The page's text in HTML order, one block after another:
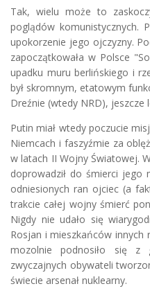
Tak, wielu może to
poglądów komunistycznych.
upokorzenie jego ojczyzny.
zapoczątkowała w Polsce
upadku muru berlińskiego i
był skromnym, etatowym
Dreźnie (wtedy NRD), jeszcze
Putin miał wtedy poczucie
Niemcach i faszyźmie za
w latach II Wojny Światowej.
doprowadził do śmierci jego
odniesionych ran ojciec (a
trakcie całej wojny śmierć
Nigdy nie udało się
Rosjan i mieszkańców innych
mozolnie podnosiło się z
zwyczajnych obywateli
świecie arsenał nuklearny.